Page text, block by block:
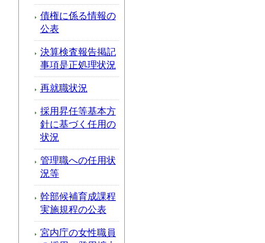
債権に係る情報の
公表
決算検査報告掲記
事項是正処理状況
再就職状況
採用昇任等基本方
針に基づく任用の
状況
管理職への任用状
況等
幹部候補育成課程
実施規程の公表
宮内庁の女性職員